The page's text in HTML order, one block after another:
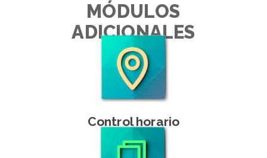
MÓDULOS
ADICIONALES
Control horario